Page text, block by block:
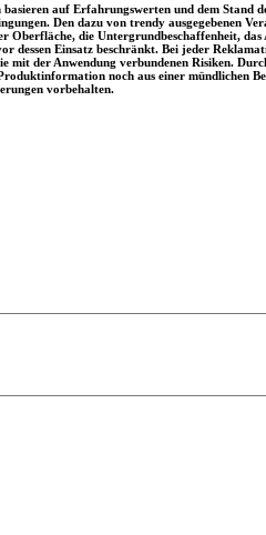
auf Erfahrungswerten und dem Stand
Den dazu von trendy ausgegebenen
die Untergrundbeschaffenheit,
Einsatz beschränkt. Bei jeder
der Anwendung verbundenen Risiken.
noch aus einer mündlichen
vorbehalten.